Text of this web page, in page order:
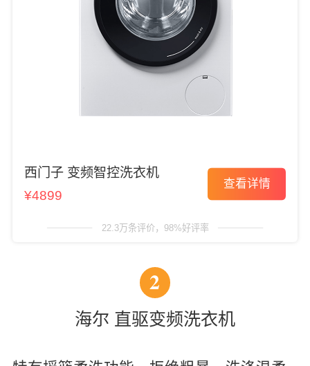
西门子 变频智控洗衣机
¥4899
查看详情
22.3万条评价，98%好评率
2
海尔 直驱变频洗衣机